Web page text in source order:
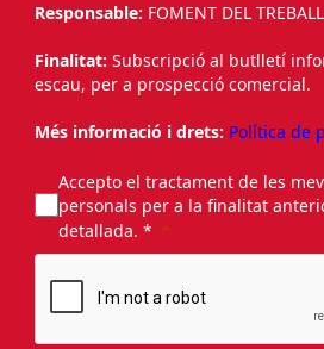
Responsable: FOMENT DEL
Finalitat: Subscripció al butlletí
escau, per a prospecció comercial.
Més informació i drets: Política de
Accepto el tractament de les
personals per a la finalitat
detallada. *